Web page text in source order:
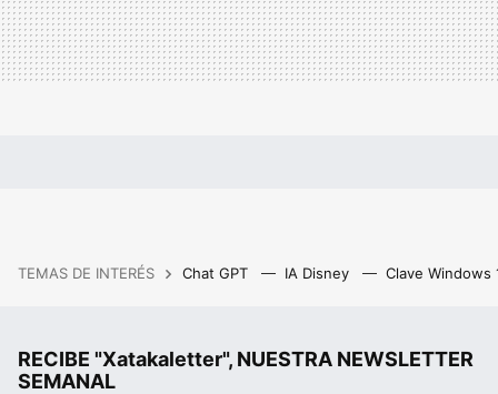
TEMAS DE INTERÉS Chat GPT IA Disney Clave Windows
RECIBE "Xatakaletter", NUESTRA NEWSLETTER
SEMANAL